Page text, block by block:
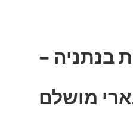
בנתניה –
מושלם